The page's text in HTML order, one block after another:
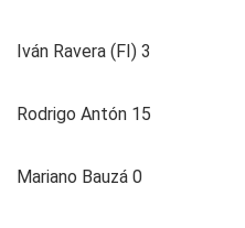
Iván Ravera (FI) 3
Rodrigo Antón 15
Mariano Bauzá 0